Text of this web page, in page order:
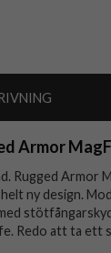
Armor
Rugged Armor
ny design.
Redo att ta ett